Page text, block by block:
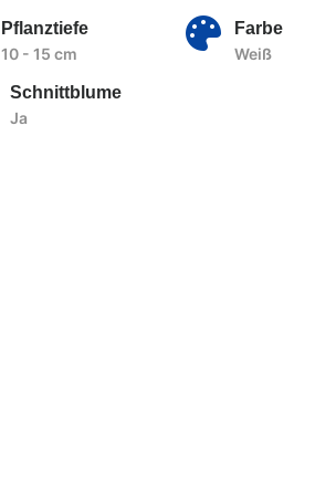
Pflanztiefe
10 - 15 cm
Farbe
Weiß
Schnittblume
Ja